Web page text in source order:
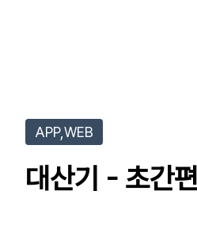
APP,WEB
대산기 - 초간